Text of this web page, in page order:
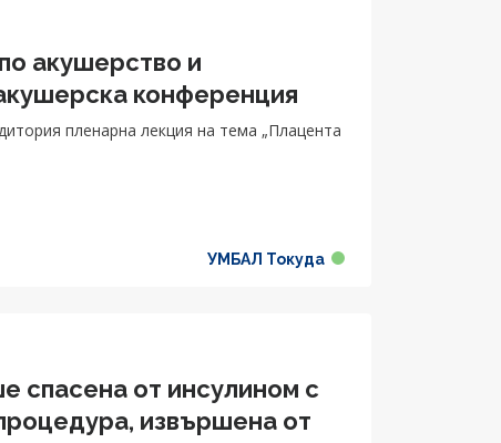
акушерство и
конференция
пленарна лекция на тема „Плацента
УМБАЛ Токуда
спасена от инсулином с
извършена от